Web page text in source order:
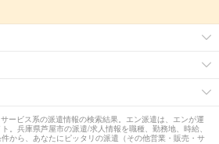
ービス系の派遣情報の検索結果。エン派遣は、エンが運
。兵庫県芦屋市の派遣/求人情報を職種、勤務地、時給、
から、あなたにピッタリの派遣（その他営業・販売・サ